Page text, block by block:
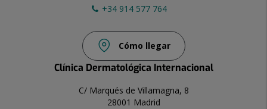
+34 914 577 764
Cómo llegar
Clínica Dermatológica Internacional
C/ Marqués de Villamagna, 8
28001 Madrid